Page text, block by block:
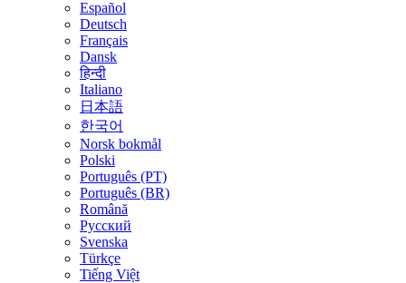
Español
Deutsch
Français
Dansk
हिन्दी
Italiano
日本語
한국어
Norsk bokmål
Polski
Português (PT)
Português (BR)
Română
Русский
Svenska
Türkçe
Tiếng Việt